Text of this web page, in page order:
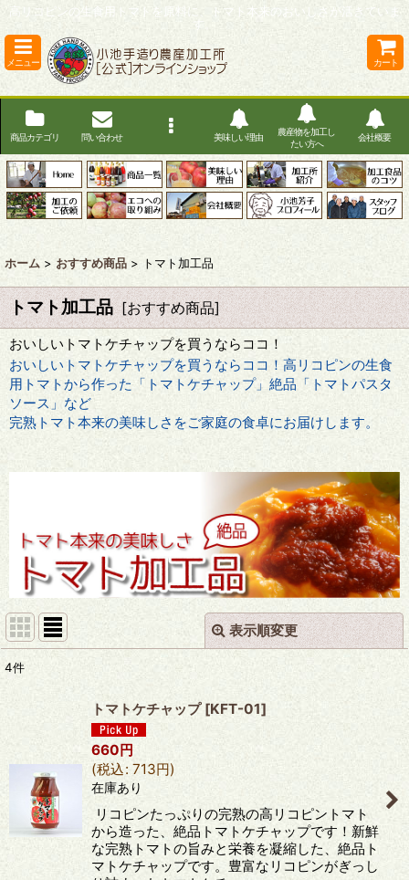
高リコピンの生食用トマトを原料に、トマト本来のおいしさが活きていま
す。
メニュー カート
商品カテゴリ 問い合わせ 美味しい理由
農産物を加工し
たい方へ
会社概要
ホーム > おすすめ商品 > トマト加工品
トマト加工品 [おすすめ商品]
おいしいトマトケチャップを買うならココ！
おいしいトマトケチャップを買うならココ！高リコピンの生食
用トマトから作った「トマトケチャップ」絶品「トマトパスタ
ソース」など
完熟トマト本来の美味しさをご家庭の食卓にお届けします。
表示順変更
並び順
閉じる
4件
トマトケチャップ [KFT-01]
660円
(税込: 713円)
在庫あり
リコピンたっぷりの完熟の高リコピントマト
から造った、絶品トマトケチャップです！新鮮
な完熟トマトの旨みと栄養を凝縮した、絶品ト
マトケチャップです。豊富なリコピンがぎっし